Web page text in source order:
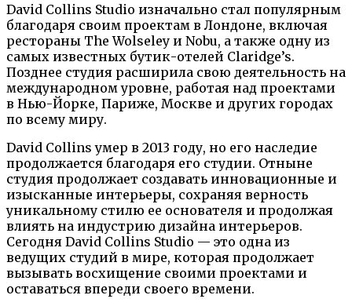
David Collins Studio изначально стал популярным
благодаря своим проектам в Лондоне, включая
рестораны The Wolseley и Nobu, а также одну из
самых известных бутик-отелей Claridge’s.
Позднее студия расширила свою деятельность на
международном уровне, работая над проектами
в Нью-Йорке, Париже, Москве и других городах
по всему миру.
David Collins умер в 2013 году, но его наследие
продолжается благодаря его студии. Отныне
студия продолжает создавать инновационные и
изысканные интерьеры, сохраняя верность
уникальному стилю ее основателя и продолжая
влиять на индустрию дизайна интерьеров.
Сегодня David Collins Studio — это одна из
ведущих студий в мире, которая продолжает
вызывать восхищение своими проектами и
оставаться впереди своего времени.